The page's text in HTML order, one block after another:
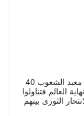
40 عاما على أكبر حادث انتحار جماعى فى التاريخ معبد الشعوب
العالم فتناولوا
ضحية الانتحار الثورى بينهم